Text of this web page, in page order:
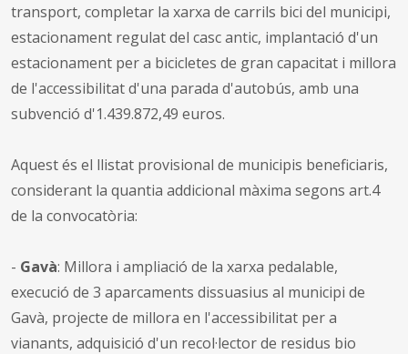
transport, completar la xarxa de carrils bici del municipi,
estacionament regulat del casc antic, implantació d'un
estacionament per a bicicletes de gran capacitat i millora
de l'accessibilitat d'una parada d'autobús, amb una
subvenció d'1.439.872,49 euros.
Aquest és el llistat provisional de municipis beneficiaris,
considerant la quantia addicional màxima segons art.4
de la convocatòria:
- Gavà: Millora i ampliació de la xarxa pedalable,
execució de 3 aparcaments dissuasius al municipi de
Gavà, projecte de millora en l'accessibilitat per a
vianants, adquisició d'un recol·lector de residus bio